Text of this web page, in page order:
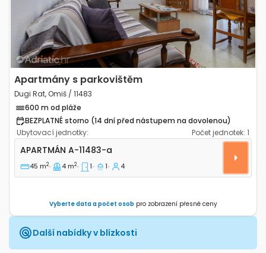
Apartmány s parkovištěm
Dugi Rat, Omiš / 11483
600 m od pláže
BEZPLATNÉ storno (14 dní před nástupem na dovolenou)
Ubytovací jednotky:
Počet jednotek: 1
Jednopokojový apartmán Dugi Rat, Omiš A-11483-a
APARTMÁN A-11483-a
45 m2 4 m2 1 1 4
Vyberte data a počet osob pro zobrazení přesné ceny
Další nabídky v blízkosti